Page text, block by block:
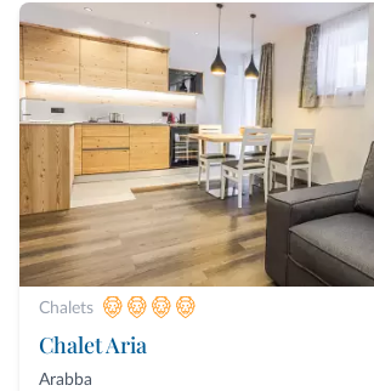
Chalets
Chalet Aria
Arabba